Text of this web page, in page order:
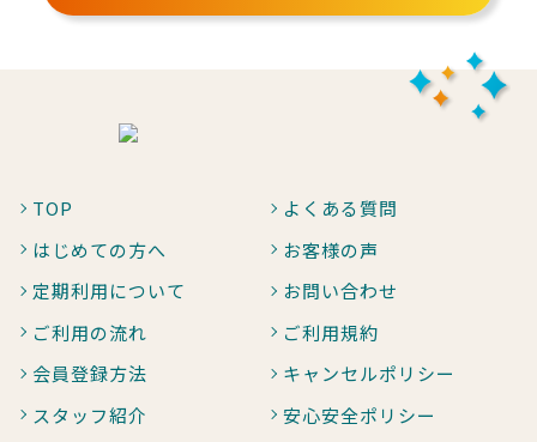
TOP
はじめての方へ
定期利用について
ご利用の流れ
会員登録方法
スタッフ紹介
よくある質問
お客様の声
お問い合わせ
ご利用規約
キャンセルポリシー
安心安全ポリシー